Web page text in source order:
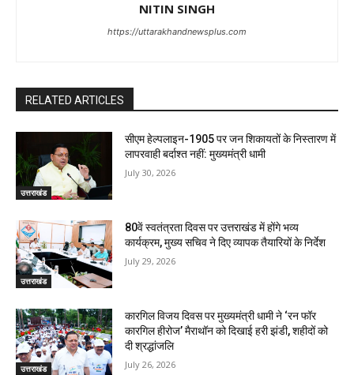
NITIN SINGH
https://uttarakhandnewsplus.com
RELATED ARTICLES
उत्तराखंड
सीएम हेल्पलाइन-1905 पर जन शिकायतों के निस्तारण में
लापरवाही बर्दाश्त नहीं: मुख्यमंत्री धामी
July 30, 2026
उत्तराखंड
80वें स्वतंत्रता दिवस पर उत्तराखंड में होंगे भव्य
कार्यक्रम, मुख्य सचिव ने दिए व्यापक तैयारियों के निर्देश
July 29, 2026
उत्तराखंड
कारगिल विजय दिवस पर मुख्यमंत्री धामी ने ‘रन फॉर
कारगिल हीरोज’ मैराथॉन को दिखाई हरी झंडी, शहीदों को
दी श्रद्धांजलि
July 26, 2026